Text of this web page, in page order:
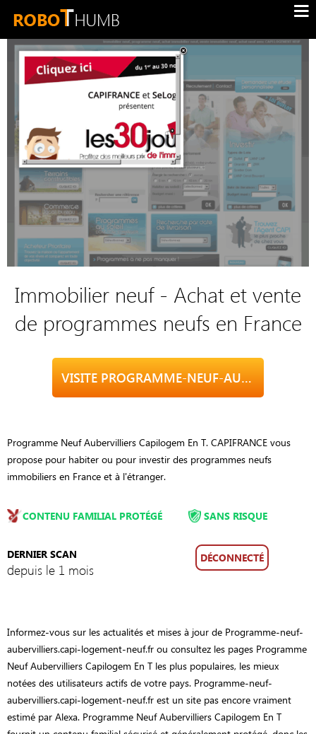
Immobilier neuf - Achat et vente
de programmes neufs en France
VISITE PROGRAMME-NEUF-AUBERVILLIERS.CAPI-LOGEMENT-NEUF.FR
Programme Neuf Aubervilliers Capilogem En T. CAPIFRANCE vous
propose pour habiter ou pour investir des programmes neufs
immobiliers en France et à l'étranger.
CONTENU FAMILIAL PROTÉGÉ
DERNIER SCAN
depuis le 1 mois
SANS RISQUE
DÉCONNECTÉ
Informez-vous sur les actualités et mises à jour de Programme-neuf-
aubervilliers.capi-logement-neuf.fr ou consultez les pages Programme
Neuf Aubervilliers Capilogem En T les plus populaires, les mieux
notées des utilisateurs actifs de votre pays. Programme-neuf-
aubervilliers.capi-logement-neuf.fr est un site pas encore vraiment
estimé par Alexa. Programme Neuf Aubervilliers Capilogem En T